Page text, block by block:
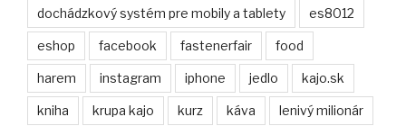
dochádzkový systém pre mobily a tablety es8012
eshop facebook fastenerfair food
harem instagram iphone jedlo kajo.sk
kniha krupa kajo kurz káva lenivý milionár